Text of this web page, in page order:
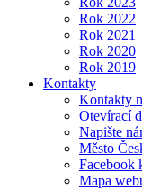
Rok 2022
Rok 2021
Rok 2020
Rok 2019
Kontakty
Kontakty
Otevírací
Napište
Město
Facebook
Mapa